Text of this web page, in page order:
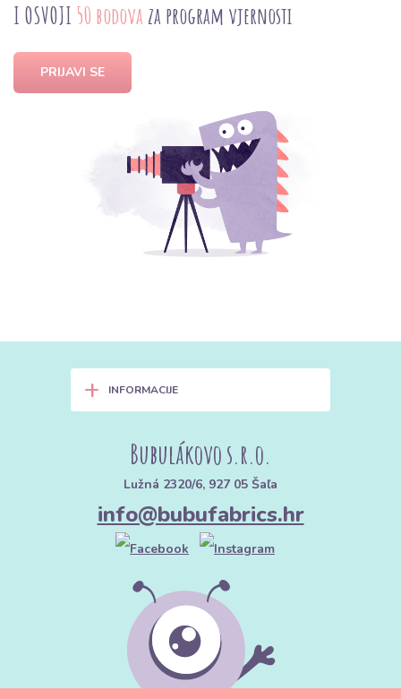
I OSVOJI 50 bodova za program vjernosti
PRIJAVI SE
+ INFORMACIJE
Bubulákovo s.r.o.
Lužná 2320/6, 927 05 Šaľa
info@bubufabrics.hr